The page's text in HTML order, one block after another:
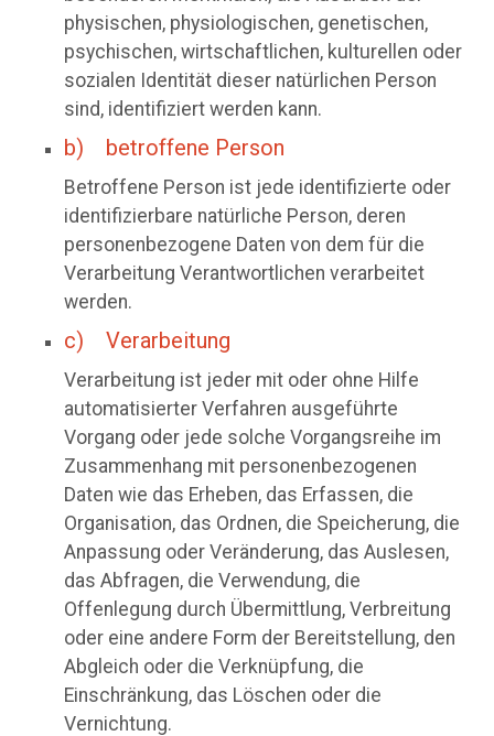
physischen, physiologischen, genetischen,
psychischen, wirtschaftlichen, kulturellen oder
sozialen Identität dieser natürlichen Person
sind, identifiziert werden kann.
b) betroffene Person
Betroffene Person ist jede identifizierte oder
identifizierbare natürliche Person, deren
personenbezogene Daten von dem für die
Verarbeitung Verantwortlichen verarbeitet
werden.
c) Verarbeitung
Verarbeitung ist jeder mit oder ohne Hilfe
automatisierter Verfahren ausgeführte
Vorgang oder jede solche Vorgangsreihe im
Zusammenhang mit personenbezogenen
Daten wie das Erheben, das Erfassen, die
Organisation, das Ordnen, die Speicherung, die
Anpassung oder Veränderung, das Auslesen,
das Abfragen, die Verwendung, die
Offenlegung durch Übermittlung, Verbreitung
oder eine andere Form der Bereitstellung, den
Abgleich oder die Verknüpfung, die
Einschränkung, das Löschen oder die
Vernichtung.